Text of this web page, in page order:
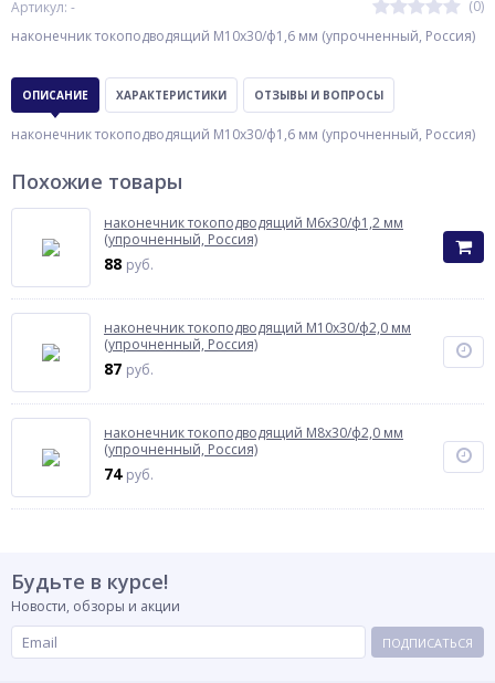
Артикул: -
(0)
наконечник токоподводящий М10х30/ф1,6 мм (упрочненный, Россия)
ОПИСАНИЕ ХАРАКТЕРИСТИКИ ОТЗЫВЫ И ВОПРОСЫ
наконечник токоподводящий М10х30/ф1,6 мм (упрочненный, Россия)
Похожие товары
наконечник токоподводящий М6х30/ф1,2 мм
(упрочненный, Россия)
88 руб.
наконечник токоподводящий М10х30/ф2,0 мм
(упрочненный, Россия)
87 руб.
наконечник токоподводящий М8х30/ф2,0 мм
(упрочненный, Россия)
74 руб.
Будьте в курсе!
Новости, обзоры и акции
ПОДПИСАТЬСЯ